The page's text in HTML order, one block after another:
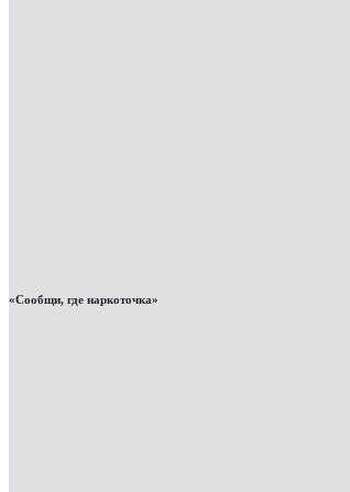
«Сообщи, где наркоточка»